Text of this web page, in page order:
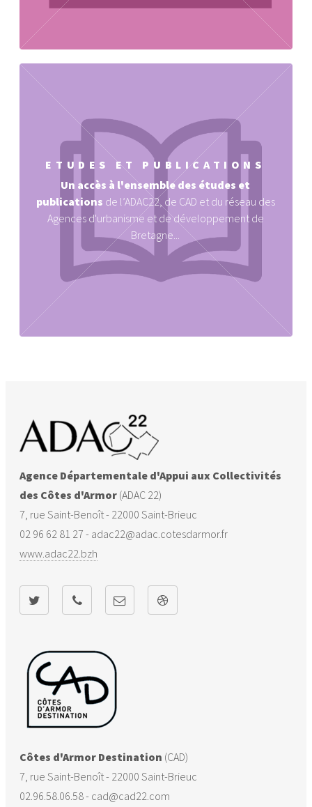
ETUDES ET PUBLICATIONS
Un accès à l'ensemble des études et
publications de l’ADAC22, de CAD et du réseau des
Agences d'urbanisme et de développement de
Bretagne...
Agence Départementale d'Appui aux Collectivités
des Côtes d'Armor (ADAC 22)
7, rue Saint-Benoît - 22000 Saint-Brieuc
02 96 62 81 27 - adac22@adac.cotesdarmor.fr
www.adac22.bzh
Côtes d'Armor Destination (CAD)
7, rue Saint-Benoît - 22000 Saint-Brieuc
02.96.58.06.58 - cad@cad22.com